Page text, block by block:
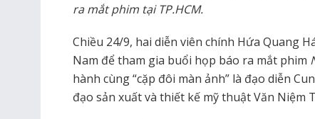
ra mắt phim tại TP.HCM.
Chiều 24/9, hai diễn viên chính Hứa Quang
Nam để tham gia buổi họp báo ra mắt phim
hành cùng “cặp đôi màn ảnh” là đạo diễn
đạo sản xuất và thiết kế mỹ thuật Văn Niệm